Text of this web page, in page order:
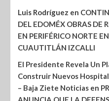
Luis Rodríguez en
DEL EDOMÉX OBRAS DE
EN PERIFÉRICO NORTE
CUAUTITLÁN IZCALLI
El Presidente Revela Un
Construir Nuevos
– Baja Ziete Noticiasen